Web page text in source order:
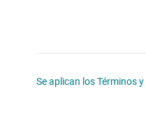
Se aplican los Términos